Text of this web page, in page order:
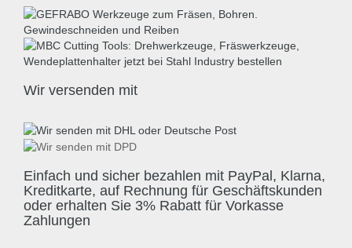
Wir versenden mit
Einfach und sicher bezahlen mit PayPal, Klarna,
Kreditkarte, auf Rechnung für Geschäftskunden
oder erhalten Sie 3% Rabatt für Vorkasse
Zahlungen